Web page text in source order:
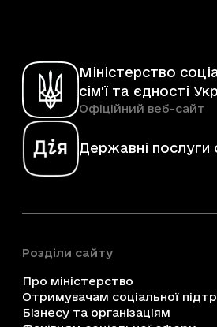
Міністерство
сім'ї та єдності
Офіційний веб-сайт
Державні послуги
Розділи сайту
Про міністерство
Отримувачам соціальної
Бізнесу та організаціям